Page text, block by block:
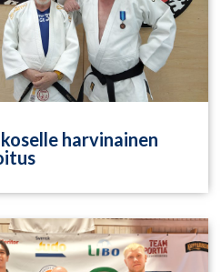
harvinainen